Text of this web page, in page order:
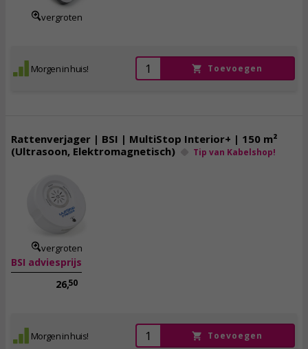
vergroten
Morgen in huis! Toevoegen
Rattenverjager | BSI | MultiStop Interior+ | 150 m²
(Ultrasoon, Elektromagnetisch)
Tip van Kabelshop!
vergroten
BSI adviesprijs
26,50
Morgen in huis! Toevoegen